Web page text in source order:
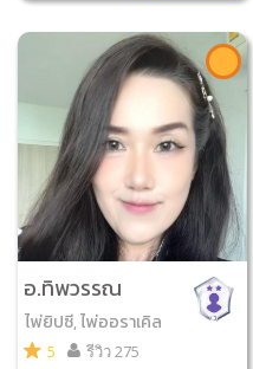
อ.ทิพวรรณ
ไพ่ยิปซี, ไพ่ออราเคิล
5 รีวิว 275